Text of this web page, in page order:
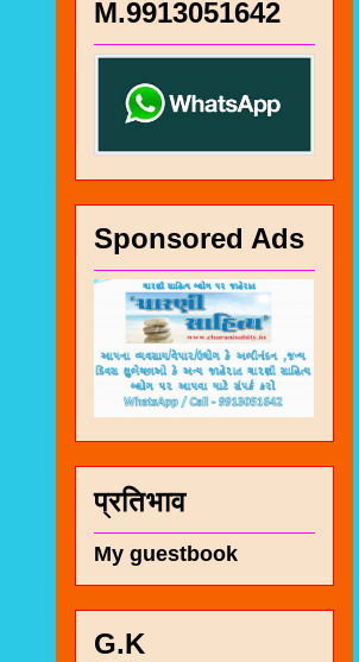
M.9913051642
Sponsored Ads
प्रतिभाव
My guestbook
G.K